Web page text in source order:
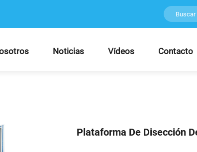
Noticias Vídeos Contacto
Plataforma De Disección